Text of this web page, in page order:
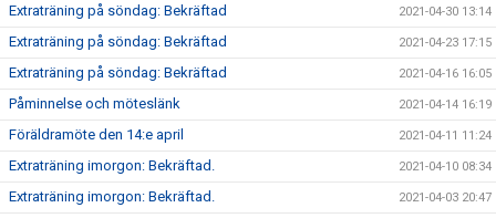
Extraträning på söndag: Bekräftad 2021-04-30 13:14
Extraträning på söndag: Bekräftad 2021-04-23 17:15
Extraträning på söndag: Bekräftad 2021-04-16 16:05
Påminnelse och möteslänk 2021-04-14 16:19
Föräldramöte den 14:e april 2021-04-11 11:24
Extraträning imorgon: Bekräftad. 2021-04-10 08:34
Extraträning imorgon: Bekräftad. 2021-04-03 20:47